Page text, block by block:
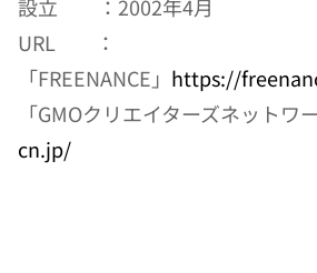
設立　　：2002年4月
URL　　：
「FREENANCE」 https://
「GMOクリエイターズネットワ
cn.jp/